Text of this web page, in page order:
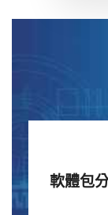
軟體包